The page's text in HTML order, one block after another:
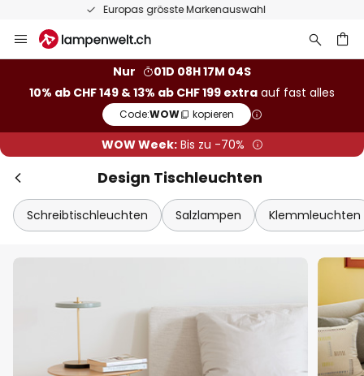
50 Tage kostenlose Retoure
Inhalt
Nur
01D 08H 17M 02S
10% ab CHF 149 & 13% ab CHF 199 extra auf fast alles
Code:WOW kopieren
WOW Week:Bis zu -70%
Design Tischleuchten
Schreibtischleuchten Salzlampen Klemmleuchten
Extra Rabatt
10% Rabattab CHF 149
13% Rabattab CHF 199
auf fast alles*
Ihr Code:WOW kopieren
Jetzt einlösen